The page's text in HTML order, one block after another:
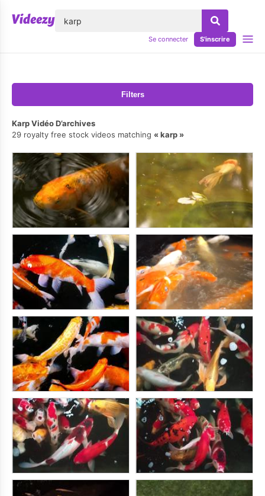
Se connecter S'inscrire
Filters
Karp Vidéo D’archives
29 royalty free stock videos matching
karp